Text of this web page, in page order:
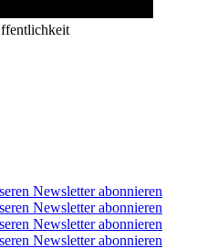
Newsletter abonnieren
Newsletter abonnieren
Newsletter abonnieren
Newsletter abonnieren